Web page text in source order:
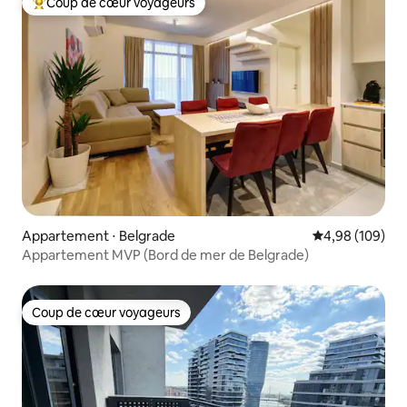
Coups de cœur voyageurs les plus appréciés
Appartement ⋅ Belgrade Évaluation
4,98 (109)
Appartement MVP (Bord de mer de Belgrade)
Coup de cœur voyageurs
Coup de cœur voyageurs